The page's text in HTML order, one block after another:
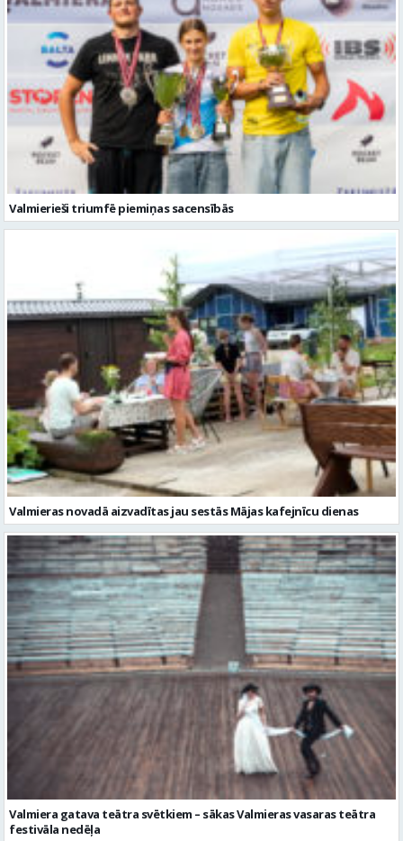
Valmierieši triumfē piemiņas sacensībās
Valmieras novadā aizvadītas jau sestās Mājas kafejnīcu dienas
Valmiera gatava teātra svētkiem – sākas Valmieras vasaras teātra
festivāla nedēļa